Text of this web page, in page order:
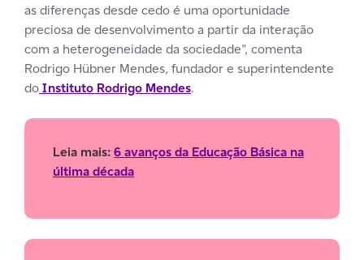
as diferenças desde cedo é uma oportunidade
preciosa de desenvolvimento a partir da interação
com a heterogeneidade da sociedade”, comenta
Rodrigo Hübner Mendes, fundador e superintendente
doInstituto Rodrigo Mendes.
Leia mais:6 avanços da Educação Básica na
última década